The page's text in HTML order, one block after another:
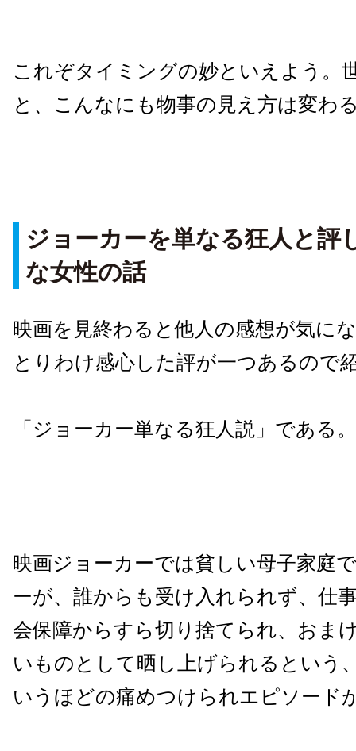
これぞタイミングの妙といえよう。
と、こんなにも物事の見え方は変わ
ジョーカーを単なる狂人と評
な女性の話
映画を見終わると他人の感想が気に
とりわけ感心した評が一つあるので
「ジョーカー単なる狂人説」である。
映画ジョーカーでは貧しい母子家庭
ーが、誰からも受け入れられず、仕
会保障からすら切り捨てられ、おま
いものとして晒し上げられるという
いうほどの痛めつけられエピソード